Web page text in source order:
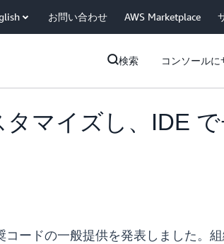
お問い合わせ AWS Marketplace
検索 コンソールに
マイズし、IDE
ードの一般提供を発表しました。